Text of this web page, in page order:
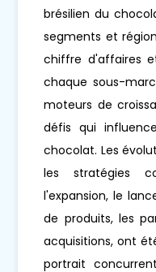
brésilien du
segments et
chiffre d'affaires
chaque sous-
moteurs de
défis qui
chocolat. Les
les stratégies
l'expansion, le
de produits, les
acquisitions, ont
portrait